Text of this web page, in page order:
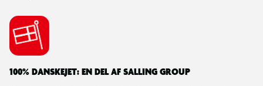
100% DANSKEJET: EN DEL AF SALLING GROUP